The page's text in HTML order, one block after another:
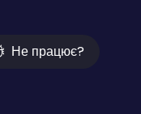
Не працює?